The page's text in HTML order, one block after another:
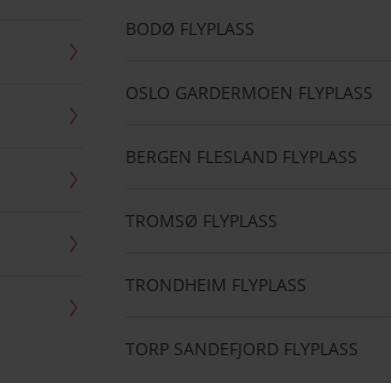
BODØ FLYPLASS
OSLO GARDERMOEN FLYPLASS
BERGEN FLESLAND FLYPLASS
TROMSØ FLYPLASS
TRONDHEIM FLYPLASS
TORP SANDEFJORD FLYPLASS